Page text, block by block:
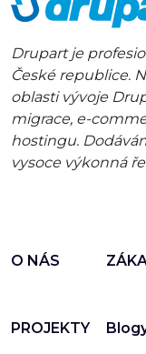
Drupart je
České republice.
oblasti vývoje
migrace, e-
hostingu.
vysoce výkonná
O NÁS
PROJEKTY